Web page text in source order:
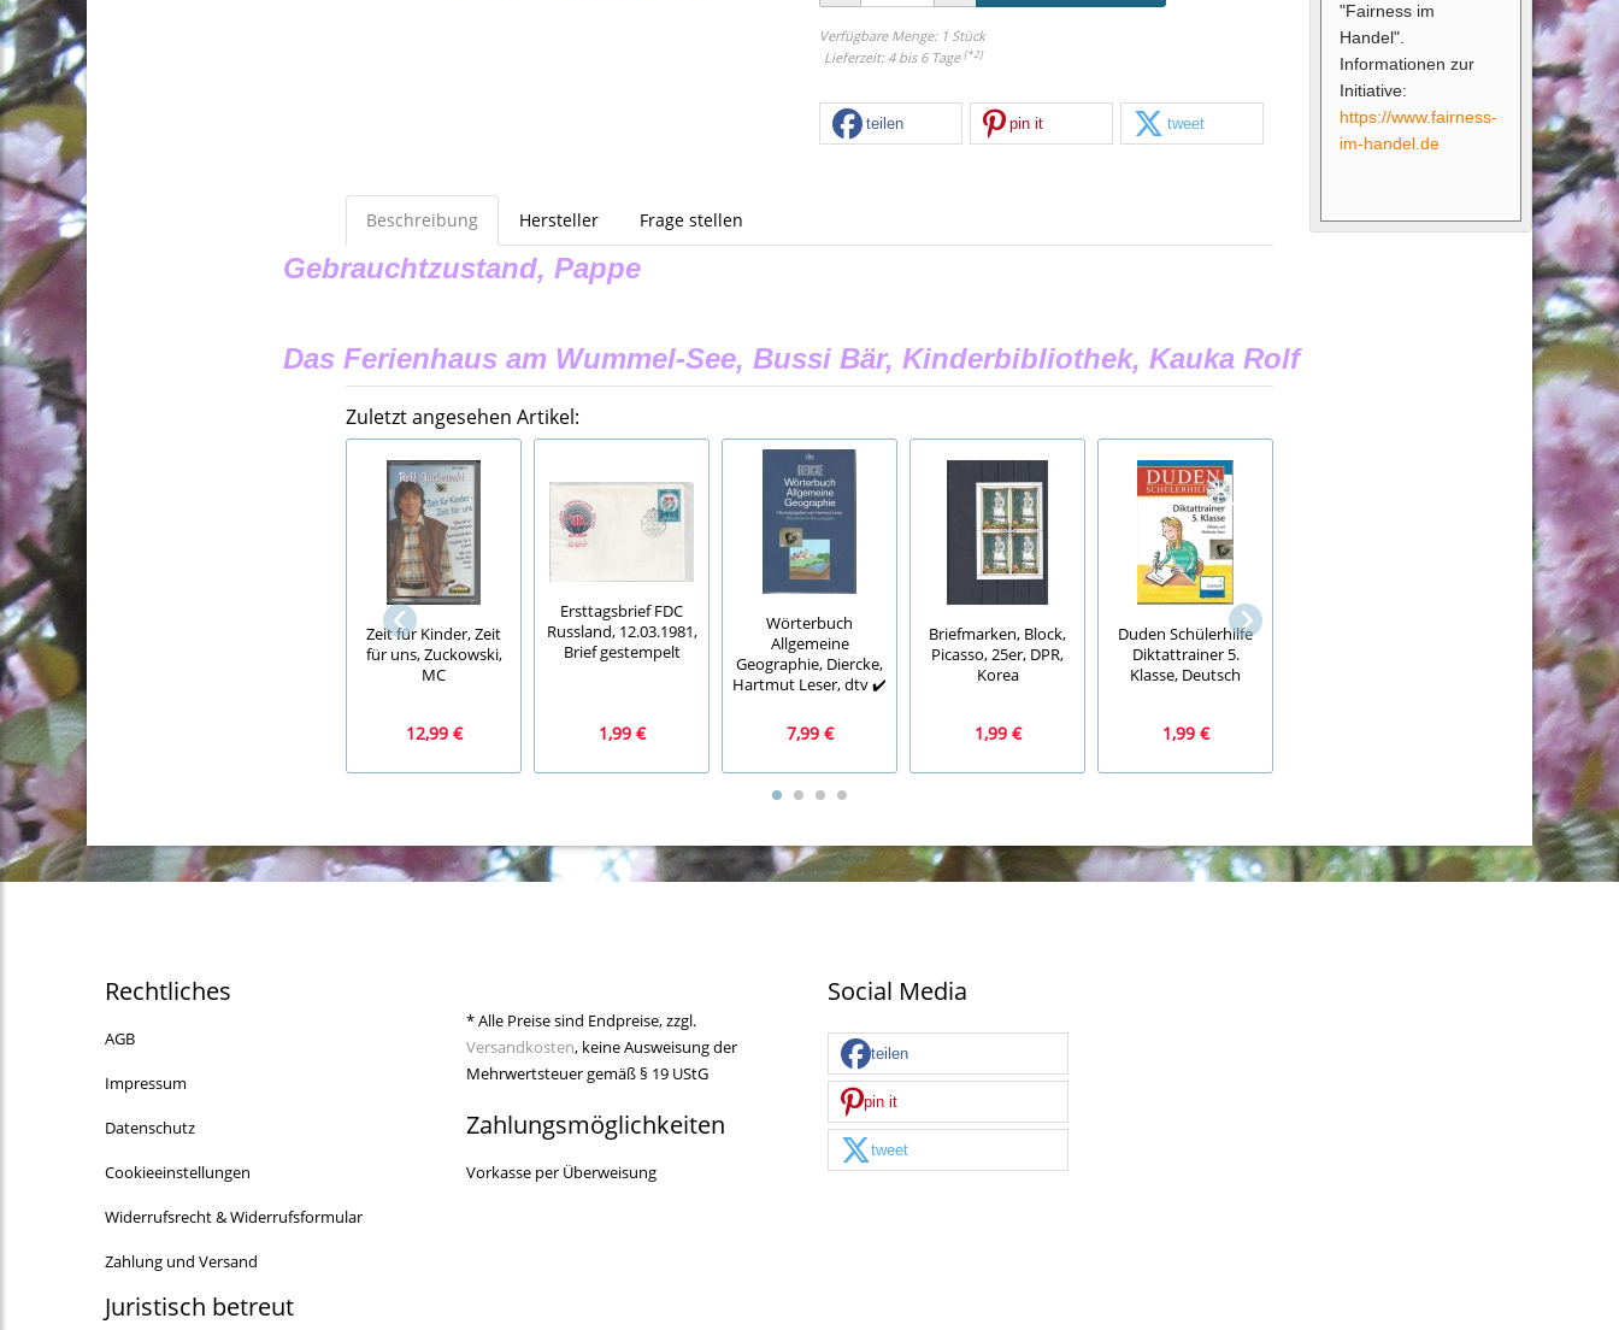
Verfügbare Menge: 1 Stück
Lieferzeit: 4 bis 6 Tage [*2]
teilen pin it tweet
Beschreibung Hersteller Frage stellen
Gebrauchtzustand, Pappe
Das Ferienhaus am Wummel-See, Bussi Bär, Kinderbibliothek, Kauka Rolf
Zuletzt angesehen Artikel:
Zeit für Kinder, Zeit
für uns, Zuckowski,
MC
12,99 €
Ersttagsbrief FDC
Russland, 12.03.1981,
Brief gestempelt
1,99 €
Wörterbuch
Allgemeine
Geographie, Diercke,
Hartmut Leser, dtv ✔️
7,99 €
Briefmarken, Block,
Picasso, 25er, DPR,
Korea
1,99 €
Duden Schülerhilfe
Diktattrainer 5.
Klasse, Deutsch
1,99 €
English H 6,
Cornelsen,
4,99 €
"Fairness im
Handel".
Informationen zur
Initiative:
https://www.fairness-
im-handel.de
Rechtliches
AGB
Impressum
Datenschutz
Cookieeinstellungen
Widerrufsrecht & Widerrufsformular
Zahlung und Versand
Juristisch betreut
* Alle Preise sind Endpreise, zzgl.
Versandkosten, keine Ausweisung der
Mehrwertsteuer gemäß § 19 UStG
Zahlungsmöglichkeiten
Vorkasse per Überweisung
Social Media
teilen
pin it
tweet